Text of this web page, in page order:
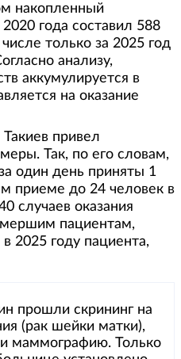
накопленный
года составил 588
только за 2025 год
анализу,
аккумулируется в
на оказание
привел
Так, по его словам,
один день приняты 1
приеме до 24 человек в
случаев оказания
пациентам,
2025 году пациента,
прошли скрининг на
(рак шейки матки),
маммографию. Только